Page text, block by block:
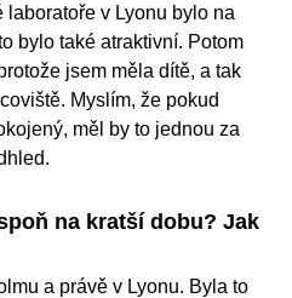
laboratoře v Lyonu bylo na
bylo také atraktivní. Potom
jsem měla dítě, a tak
Myslím, že pokud
měl by to jednou za
na kratší dobu? Jak
a právě v Lyonu. Byla to